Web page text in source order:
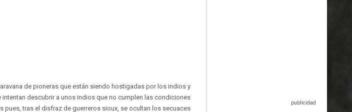
de pioneras que están siendo hostigadas por los indios y
descubrir a unos indios que no cumplen las condiciones
pues, tras el disfraz de guerreros sioux, se ocultan los secuaces